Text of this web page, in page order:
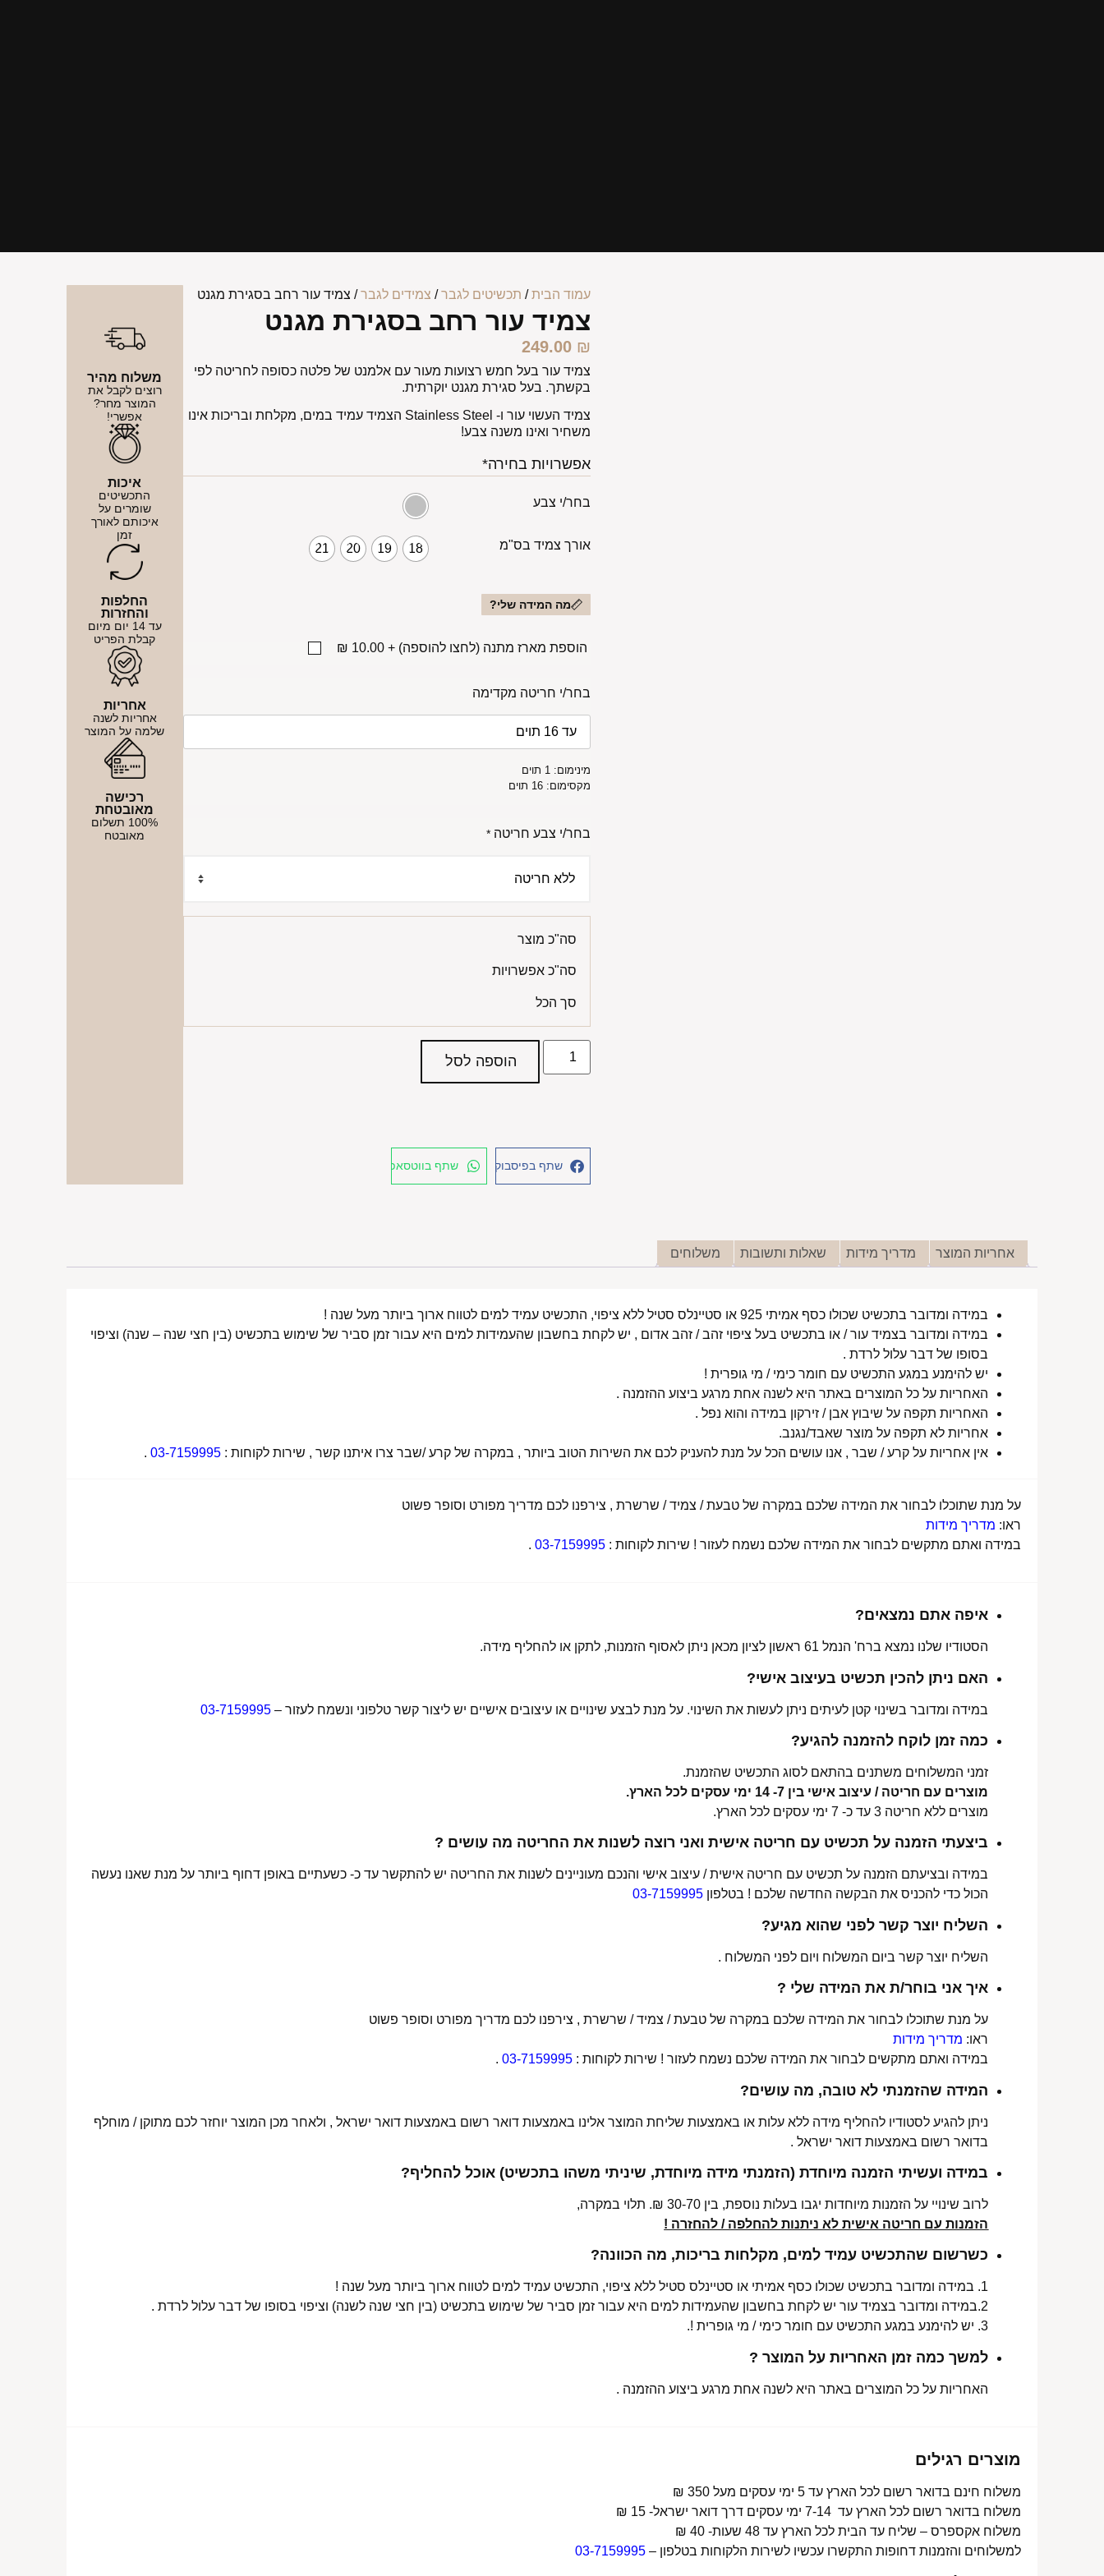
עמוד הבית/ תכשיטים לגבר/ צמידים לגבר/ צמיד עור רחב בסגירת מגנט
צמיד עור רחב בסגירת מגנט
249.00 ₪
צמיד עור בעל חמש רצועות מעור עם אלמנט של פלטה כסופה לחריטה לפי
בקשתך. בעל סגירת מגנט יוקרתית.
צמיד העשוי עור ו- Stainless Steel
הצמיד עמיד במים, מקלחת ובריכות אינו
משחיר ואינו משנה צבע!
אפשרויות בחירה*
בחר/י צבע
אורך צמיד בס"מ 18
19
20
21
מה המידה שלי?
הוספת מארז מתנה (לחצו להוספה) +
10.00 ₪
בחר/י חריטה מקדימה
מינימום: 1 תוים
מקסימום: 16 תוים
בחר/י צבע חריטה *
סה"כ מוצר
סה"כ אפשרויות
סך הכל
הוספה לסל
שתף בפיסבוק שתף בווטסאפ
משלוח מהיר
רוצים לקבל את
המוצר מחר?
אפשרי!
איכות
התכשיטים
שומרים על
איכותם לאורך
זמן
החלפות
והחזרות
עד 14 יום מיום
קבלת הפריט
אחריות
אחריות לשנה
שלמה על המוצר
רכישה
מאובטחת
100% תשלום
מאובטח
אחריות המוצר מדריך מידות שאלות ותשובות משלוחים
במידה ומדובר בתכשיט שכולו כסף אמיתי 925 או סטיינלס סטיל ללא ציפוי, התכשיט עמיד למים לטווח ארוך ביותר מעל שנה !
במידה ומדובר בצמיד עור / או בתכשיט בעל ציפוי זהב / זהב אדום , יש לקחת בחשבון שהעמידות למים היא עבור זמן סביר של שימוש בתכשיט (בין חצי שנה – שנה) וציפוי
בסופו של דבר עלול לרדת .
יש להימנע במגע התכשיט עם חומר כימי / מי גופרית !
האחריות על כל המוצרים באתר היא לשנה אחת מרגע ביצוע ההזמנה .
האחריות תקפה על שיבוץ אבן / זירקון במידה והוא נפל .
אחריות לא תקפה על מוצר שאבד/נגנב.
אין אחריות על קרע / שבר , אנו עושים הכל על מנת להעניק לכם את השירות הטוב ביותר , במקרה של קרע /שבר צרו איתנו קשר , שירות לקוחות : 03-7159995
.
על מנת שתוכלו לבחור את המידה שלכם במקרה של טבעת / צמיד / שרשרת , צירפנו לכם מדריך מפורט וסופר פשוט
ראו: מדריך מידות
במידה ואתם מתקשים לבחור את המידה שלכם נשמח לעזור ! שירות לקוחות : 03-7159995
.
איפה אתם נמצאים?
הסטודיו שלנו נמצא ברח' הנמל 61 ראשון לציון מכאן ניתן לאסוף הזמנות, לתקן או להחליף מידה.
האם ניתן להכין תכשיט בעיצוב אישי?
במידה ומדובר בשינוי קטן לעיתים ניתן לעשות את השינוי. על מנת לבצע שינויים או עיצובים אישיים יש ליצור קשר טלפוני ונשמח לעזור – 03-7159995
כמה זמן לוקח להזמנה להגיע?
זמני המשלוחים משתנים בהתאם לסוג התכשיט שהזמנת.
מוצרים עם חריטה / עיצוב אישי בין 7- 14 ימי עסקים לכל הארץ.
מוצרים ללא חריטה 3 עד כ- 7 ימי עסקים לכל הארץ.
ביצעתי הזמנה על תכשיט עם חריטה אישית ואני רוצה לשנות את החריטה מה עושים ?
במידה ובציעתם הזמנה על תכשיט עם חריטה אישית / עיצוב אישי והנכם מעוניינים לשנות את החריטה יש להתקשר עד כ- כשעתיים באופן דחוף ביותר על מנת שאנו נעשה
הכול כדי להכניס את הבקשה החדשה שלכם ! בטלפון 03-7159995
השליח יוצר קשר לפני שהוא מגיע?
השליח יוצר קשר ביום המשלוח ויום לפני המשלוח .
איך אני בוחר/ת את המידה שלי ?
על מנת שתוכלו לבחור את המידה שלכם במקרה של טבעת / צמיד / שרשרת , צירפנו לכם מדריך מפורט וסופר פשוט
ראו: מדריך מידות
במידה ואתם מתקשים לבחור את המידה שלכם נשמח לעזור ! שירות לקוחות : 03-7159995
.
המידה שהזמנתי לא טובה, מה עושים?
ניתן להגיע לסטודיו להחליף מידה ללא עלות או באמצעות שליחת המוצר אלינו באמצעות דואר רשום באמצעות דואר ישראל , ולאחר מכן המוצר יוחזר לכם מתוקן / מוחלף
בדואר רשום באמצעות דואר ישראל .
במידה ועשיתי הזמנה מיוחדת (הזמנתי מידה מיוחדת, שיניתי משהו בתכשיט) אוכל להחליף?
לרוב שינויי על הזמנות מיוחדות יגבו בעלות נוספת, בין 30-70 ₪. תלוי במקרה,
הזמנות עם חריטה אישית לא ניתנות להחלפה / להחזרה !
כשרשום שהתכשיט עמיד למים, מקלחות בריכות, מה הכוונה?
1. במידה ומדובר בתכשיט שכולו כסף אמיתי או סטיינלס סטיל ללא ציפוי, התכשיט עמיד למים לטווח ארוך ביותר מעל שנה !
2.במידה ומדובר בצמיד עור יש לקחת בחשבון שהעמידות למים היא עבור זמן סביר של שימוש בתכשיט (בין חצי שנה לשנה) וציפוי בסופו של דבר עלול לרדת .
3. יש להימנע במגע התכשיט עם חומר כימי / מי גופרית !.
למשך כמה זמן האחריות על המוצר ?
האחריות על כל המוצרים באתר היא לשנה אחת מרגע ביצוע ההזמנה .
מוצרים רגילים
משלוח חינם בדואר רשום לכל הארץ עד 5 ימי עסקים מעל 350 ₪
משלוח בדואר רשום לכל הארץ עד 7-14 ימי עסקים דרך דואר ישראל- 15 ₪
משלוח אקספרס – שליח עד הבית לכל הארץ עד 48 שעות- 40 ₪
למשלוחים והזמנות דחופות התקשרו עכשיו לשירות הלקוחות בטלפון – 03-7159995